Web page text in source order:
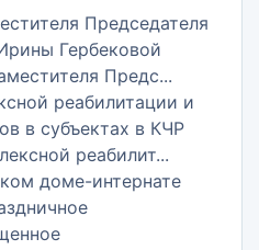
Предс...
реабилит...